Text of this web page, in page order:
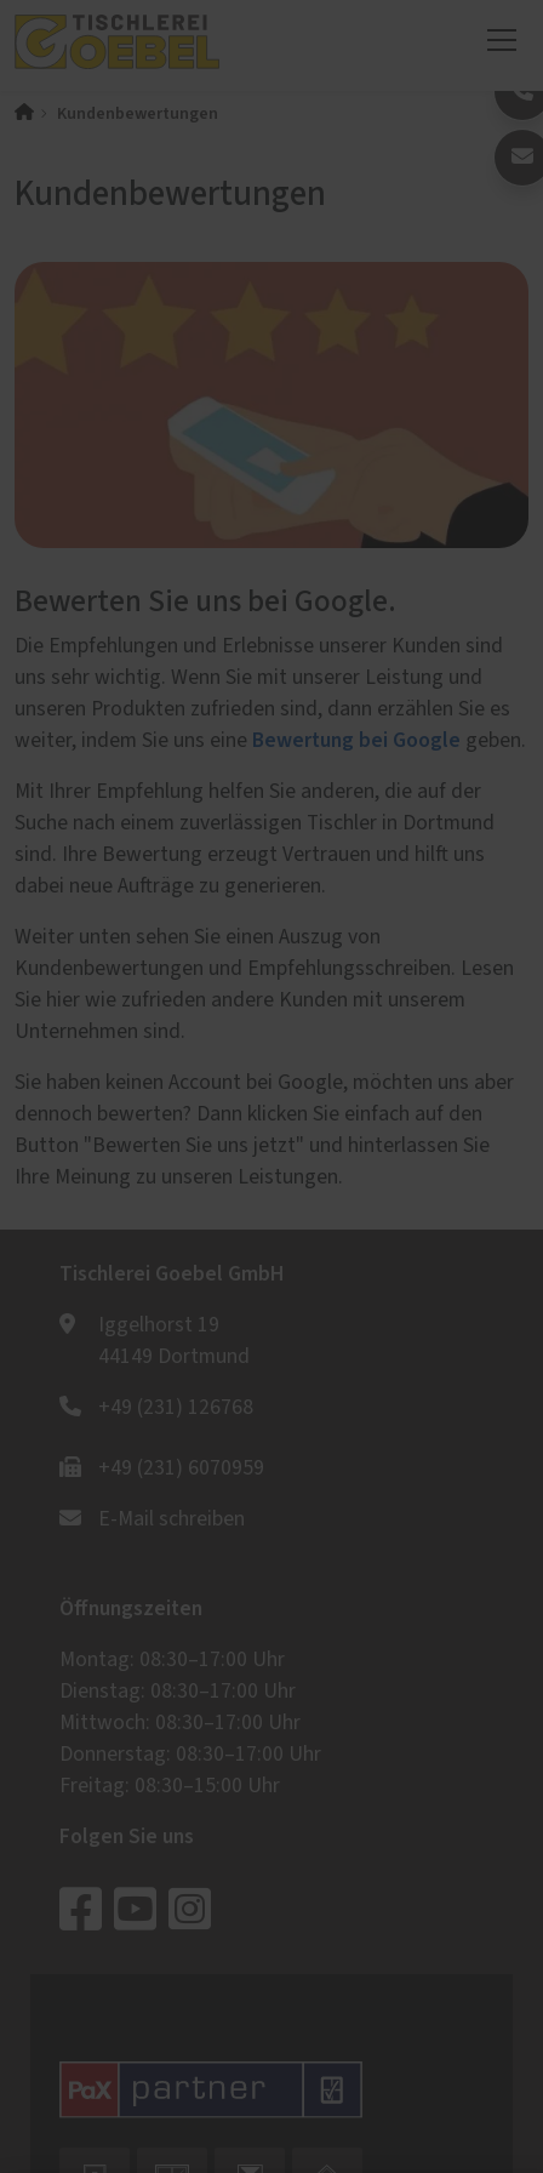
Kundenbewertungen
Kundenbewertungen
Bewerten Sie uns bei Google.
Die Empfehlungen und Erlebnisse unserer Kunden sind
uns sehr wichtig. Wenn Sie mit unserer Leistung und
unseren Produkten zufrieden sind, dann erzählen Sie es
weiter, indem Sie uns eine Bewertung bei Google geben.
Mit Ihrer Empfehlung helfen Sie anderen, die auf der
Suche nach einem zuverlässigen Tischler in Dortmund
sind. Ihre Bewertung erzeugt Vertrauen und hilft uns
dabei neue Aufträge zu generieren.
Weiter unten sehen Sie einen Auszug von
Kundenbewertungen und Empfehlungsschreiben. Lesen
Sie hier wie zufrieden andere Kunden mit unserem
Unternehmen sind.
Sie haben keinen Account bei Google, möchten uns aber
dennoch bewerten? Dann klicken Sie einfach auf den
Button "Bewerten Sie uns jetzt" und hinterlassen Sie
Ihre Meinung zu unseren Leistungen.
Tischlerei Goebel GmbH
Iggelhorst 19
44149 Dortmund
+49 (231) 126768
+49 (231) 6070959
E-Mail schreiben
Öffnungszeiten
Montag: 08:30–17:00 Uhr
Dienstag: 08:30–17:00 Uhr
Mittwoch: 08:30–17:00 Uhr
Donnerstag: 08:30–17:00 Uhr
Freitag: 08:30–15:00 Uhr
Folgen Sie uns